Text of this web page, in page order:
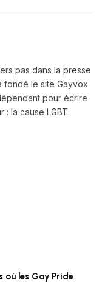
pas dans la presse
fondé le site Gayvox
pour écrire
la cause LGBT.
où les Gay Pride